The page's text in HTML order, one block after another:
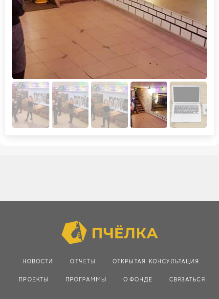
НОВОСТИ ОТЧЕТЫ ОТКРЫТАЯ КОНСУЛЬТАЦИЯ
ПРОЕКТЫ ПРОГРАММЫ О ФОНДЕ СВЯЗАТЬСЯ